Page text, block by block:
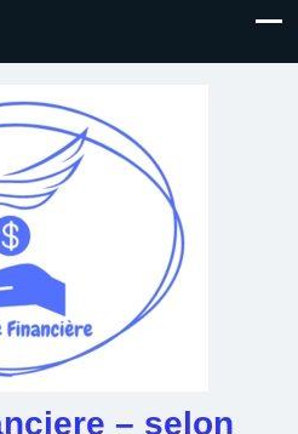
– selon